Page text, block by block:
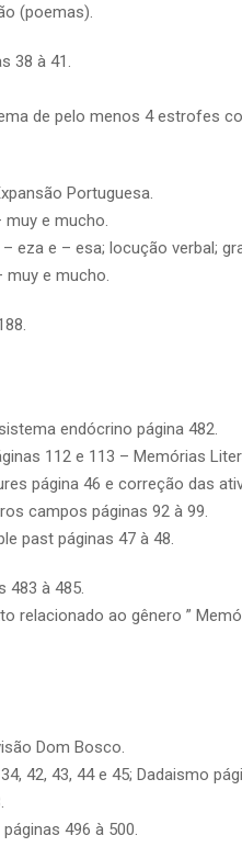
(poemas).
38 à 41.
de pelo menos 4 estrofes
Portuguesa.
muy e mucho.
eza e – esa; locução verbal;
e mucho.
endócrino página 482.
112 e 113 – Memórias
página 46 e correção das
campos páginas 92 à 99.
past páginas 47 à 48.
483 à 485.
relacionado ao gênero ”
Dom Bosco.
42, 43, 44 e 45; Dadaismo
496 à 500.